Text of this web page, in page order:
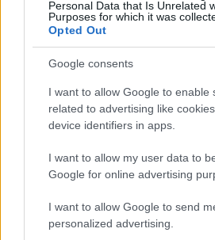
Personal Data that Is Unrelated
Purposes for which it was
Opted Out
Google consents
I want to allow Google to enable
related to advertising like
device identifiers in apps.
I want to allow my user data to
Google for online advertising
I want to allow Google to send
personalized advertising.